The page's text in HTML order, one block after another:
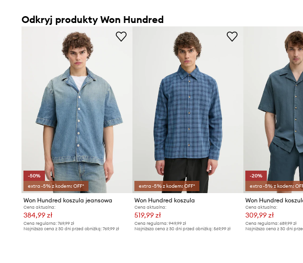
Odkryj produkty Won Hundred
-50%
extra -5% z kodem: OFF*
Won Hundred koszula jeansowa
Cena aktualna:
384,99 zł
Cena regularna: 769,99 zł
Najniższa cena z 30 dni przed obniżką: 769,99 zł
extra -5% z kodem: OFF*
Won Hundred koszula
Cena aktualna:
519,99 zł
Cena regularna:949,99 zł
Najniższa cena z 30 dni przed obniżką:569,99 zł
-20%
extra -5% z kodem:
Won Hundred
Cena aktualna:
309,99 zł
Cena regularna: 689,99 zł
Najniższa cena z 30 dni